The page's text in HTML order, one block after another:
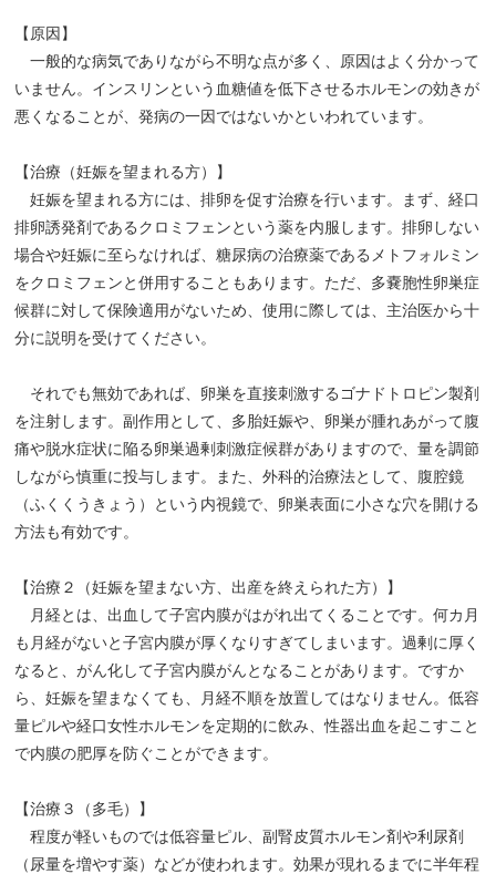
【原因】
一般的な病気でありながら不明な点が多く、原因はよく分かって
いません。インスリンという血糖値を低下させるホルモンの効きが
悪くなることが、発病の一因ではないかといわれています。
【治療（妊娠を望まれる方）】
妊娠を望まれる方には、排卵を促す治療を行います。まず、経口
排卵誘発剤であるクロミフェンという薬を内服します。排卵しない
場合や妊娠に至らなければ、糖尿病の治療薬であるメトフォルミン
をクロミフェンと併用することもあります。ただ、多嚢胞性卵巣症
候群に対して保険適用がないため、使用に際しては、主治医から十
分に説明を受けてください。
それでも無効であれば、卵巣を直接刺激するゴナドトロピン製剤
を注射します。副作用として、多胎妊娠や、卵巣が腫れあがって腹
痛や脱水症状に陥る卵巣過剰刺激症候群がありますので、量を調節
しながら慎重に投与します。また、外科的治療法として、腹腔鏡
（ふくくうきょう）という内視鏡で、卵巣表面に小さな穴を開ける
方法も有効です。
【治療２（妊娠を望まない方、出産を終えられた方）】
月経とは、出血して子宮内膜がはがれ出てくることです。何カ月
も月経がないと子宮内膜が厚くなりすぎてしまいます。過剰に厚く
なると、がん化して子宮内膜がんとなることがあります。ですか
ら、妊娠を望まなくても、月経不順を放置してはなりません。低容
量ピルや経口女性ホルモンを定期的に飲み、性器出血を起こすこと
で内膜の肥厚を防ぐことができます。
【治療３（多毛）】
程度が軽いものでは低容量ピル、副腎皮質ホルモン剤や利尿剤
（尿量を増やす薬）などが使われます。効果が現れるまでに半年程